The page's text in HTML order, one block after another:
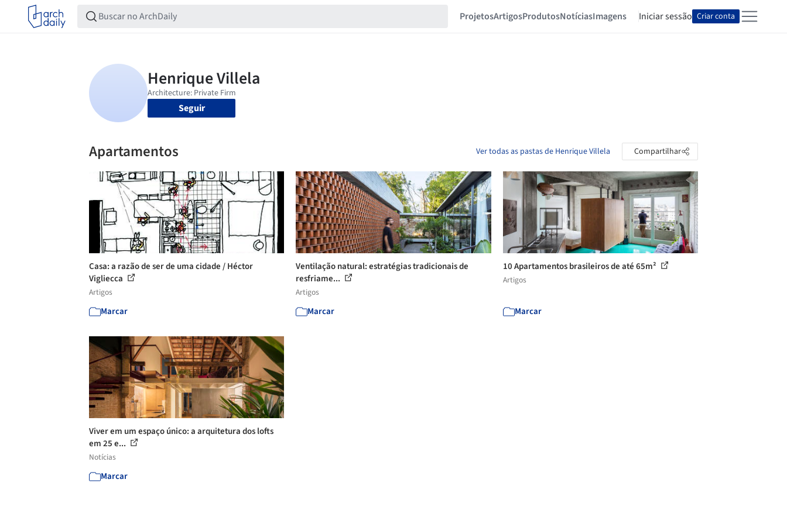
ProjetosArtigosProdutosNotíciasImagens Iniciar sessão Criar conta
Seguir
Apartamentos Ver todas as pastas de Henrique Villela Compartilhar
Casa: a razão de ser de uma cidade / Héctor
Vigliecca
Artigos
Marcar
Ventilação natural: estratégias tradicionais de
resfriame...
Artigos
Marcar
10 Apartamentos brasileiros de até 65m²
Artigos
Marcar
Viver em um espaço único: a arquitetura dos lofts
em 25 e...
Notícias
Marcar